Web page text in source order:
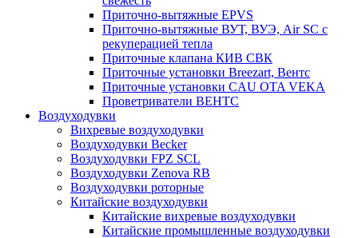
Приточно-вытяжные EPVS
Приточно-вытяжные ВУТ, ВУЭ, Air SC с
рекуперацией тепла
Приточные клапана КИВ СВК
Приточные установки Breezart, Вентс
Приточные установки CAU OTA VEKA
Проветриватели ВЕНТС
Воздуходувки
Вихревые воздуходувки
Воздуходувки Becker
Воздуходувки FPZ SCL
Воздуходувки Zenova RB
Воздуходувки роторные
Китайские воздуходувки
Китайские вихревые воздуходувки
Китайские промышленные воздуходувки